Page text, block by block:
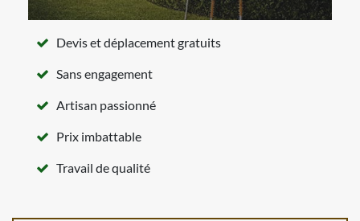
Devis et déplacement gratuits
Sans engagement
Artisan passionné
Prix imbattable
Travail de qualité